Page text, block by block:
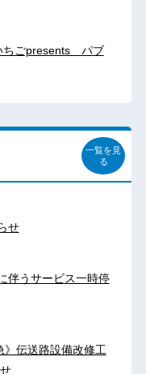
ちごpresents パブ
一覧を見
る
せ
伴うサービス一時停
伝送路設備改修工